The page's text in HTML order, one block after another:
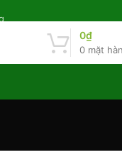
0 mặt
0₫